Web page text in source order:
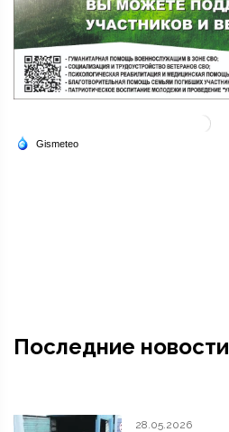
Последние новости
28.05.2026